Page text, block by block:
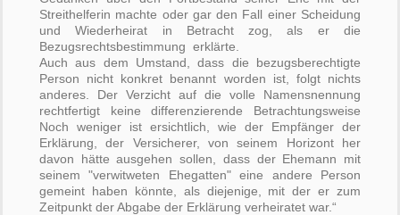
Streithelferin machte oder gar den Fall einer Scheidung
und Wiederheirat in Betracht zog, als er die
Bezugsrechtsbestimmung erklärte.
Auch aus dem Umstand, dass die bezugsberechtigte
Person nicht konkret benannt worden ist, folgt nichts
anderes. Der Verzicht auf die volle Namensnennung
rechtfertigt keine differenzierende Betrachtungsweise
Noch weniger ist ersichtlich, wie der Empfänger der
Erklärung, der Versicherer, von seinem Horizont her
davon hätte ausgehen sollen, dass der Ehemann mit
seinem "verwitweten Ehegatten" eine andere Person
gemeint haben könnte, als diejenige, mit der er zum
Zeitpunkt der Abgabe der Erklärung verheiratet war.“